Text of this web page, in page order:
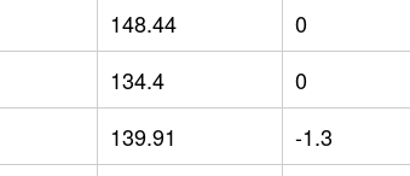
148.44 0
134.4 0
139.91 -1.3